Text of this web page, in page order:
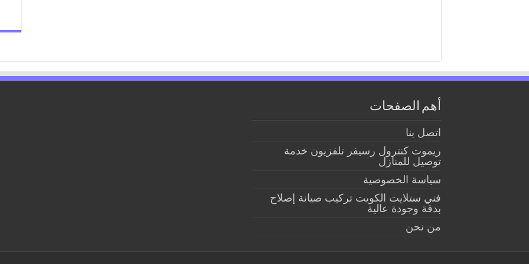
أهم الصفحات
اتصل بنا
ريموت كنترول رسيفر تلفزيون خدمة
توصيل للمنازل
سياسة الخصوصية
فني ستلايت الكويت تركيب صيانة إصلاح
بدقة وجودة عالية
من نحن